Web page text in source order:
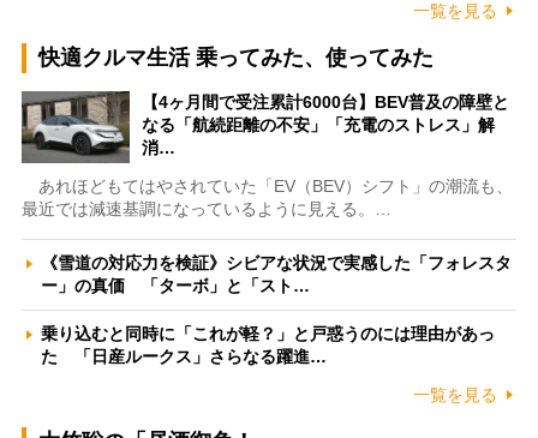
一覧を見る
快適クルマ生活 乗ってみた、使ってみた
【4ヶ月間で受注累計6000台】BEV普及の障壁と
なる「航続距離の不安」「充電のストレス」解
消…
あれほどもてはやされていた「EV（BEV）シフト」の潮流も、
最近では減速基調になっているように見える。…
《雪道の対応力を検証》シビアな状況で実感した「フォレスタ
ー」の真価 「ターボ」と「スト…
乗り込むと同時に「これが軽？」と戸惑うのには理由があっ
た 「日産ルークス」さらなる躍進…
一覧を見る